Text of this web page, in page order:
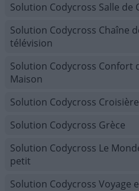
Solution Codycross Salle de
Solution Codycross Chaîne
télévision
Solution Codycross Confort
Maison
Solution Codycross Croisière
Solution Codycross Grèce
Solution Codycross Le
petit
Solution Codycross Voyage